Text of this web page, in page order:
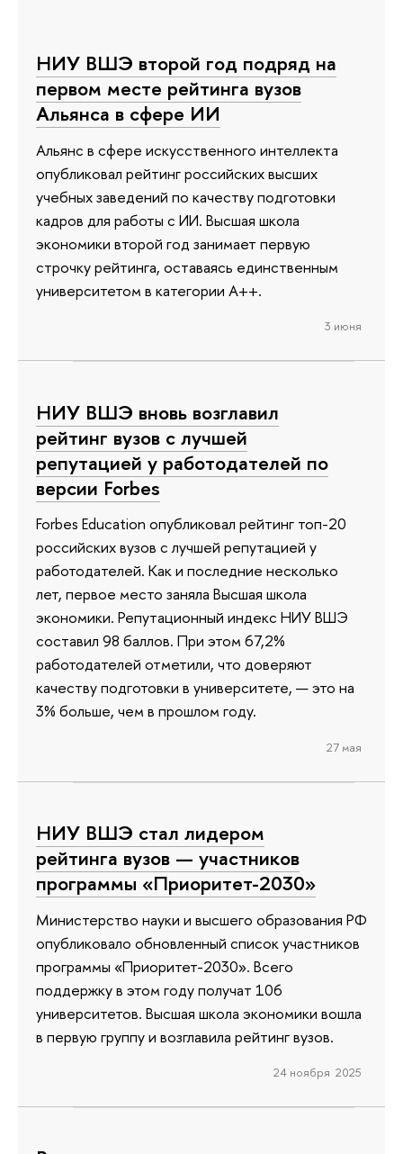
НИУ ВШЭ второй год подряд на
первом месте рейтинга вузов
Альянса в сфере ИИ
Альянс в сфере искусственного интеллекта
опубликовал рейтинг российских высших
учебных заведений по качеству подготовки
кадров для работы с ИИ. Высшая школа
экономики второй год занимает первую
строчку рейтинга, оставаясь единственным
университетом в категории A++.
3 июня
НИУ ВШЭ вновь возглавил
рейтинг вузов с лучшей
репутацией у работодателей по
версии Forbes
Forbes Education опубликовал рейтинг топ-20
российских вузов с лучшей репутацией у
работодателей. Как и последние несколько
лет, первое место заняла Высшая школа
экономики. Репутационный индекс НИУ ВШЭ
составил 98 баллов. При этом 67,2%
работодателей отметили, что доверяют
качеству подготовки в университете, — это на
3% больше, чем в прошлом году.
27 мая
НИУ ВШЭ стал лидером
рейтинга вузов — участников
программы «Приоритет-2030»
Министерство науки и высшего образования РФ
опубликовало обновленный список участников
программы «Приоритет-2030». Всего
поддержку в этом году получат 106
университетов. Высшая школа экономики вошла
в первую группу и возглавила рейтинг вузов.
24 ноября 2025